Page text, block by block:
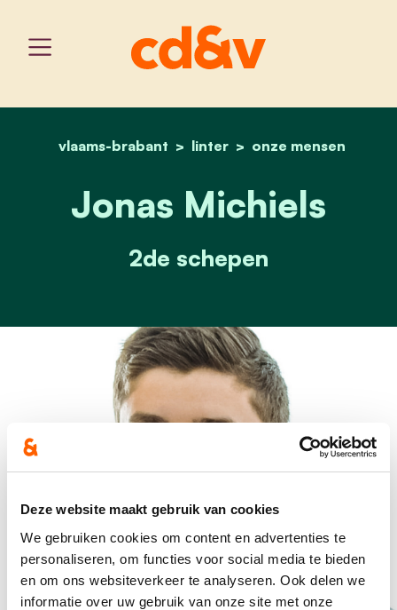
Deze website maakt gebruik van cookies
We gebruiken cookies om content en advertenties te
personaliseren, om functies voor social media te bieden
en om ons websiteverkeer te analyseren. Ook delen we
informatie over uw gebruik van onze site met onze
home
vlaams-brabant linter onze mensen
jonas michiels
Jonas Michiels
2de schepen